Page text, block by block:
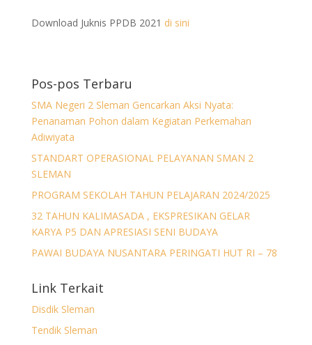
Download Juknis PPDB 2021 di sini
Pos-pos Terbaru
SMA Negeri 2 Sleman Gencarkan Aksi Nyata:
Penanaman Pohon dalam Kegiatan Perkemahan
Adiwiyata
STANDART OPERASIONAL PELAYANAN SMAN 2
SLEMAN
PROGRAM SEKOLAH TAHUN PELAJARAN 2024/2025
32 TAHUN KALIMASADA , EKSPRESIKAN GELAR
KARYA P5 DAN APRESIASI SENI BUDAYA
PAWAI BUDAYA NUSANTARA PERINGATI HUT RI – 78
Link Terkait
Disdik Sleman
Tendik Sleman